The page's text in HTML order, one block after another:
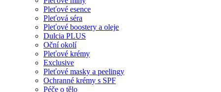
Pleťové esence
Pleťová séra
Pleťové boostery a oleje
Dulcia PLUS
Oční okolí
Pleťové krémy
Exclusive
Pleťové masky a peelingy
Ochranné krémy s SPF
Péče o tělo